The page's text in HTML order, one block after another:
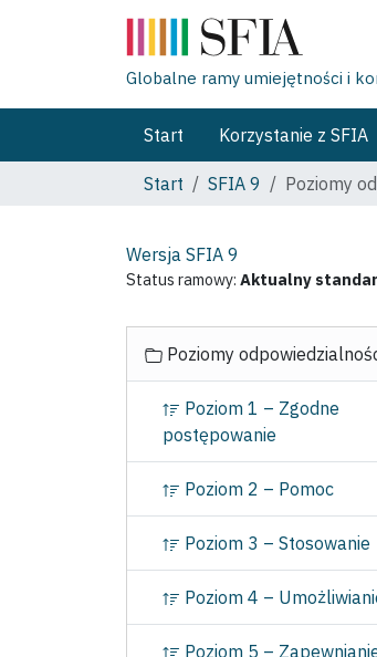
Globalne ramy umiejętności i
Start Korzystanie z SFIA
Start
SFIA 9 Poziomy
Wersja SFIA 9
Status ramowy: Aktualny
Poziomy
Poziom 1 – Zgodne
postępowanie
Poziom 2 – Pomoc
Poziom 3 – Stosowanie
Poziom 4 –
Poziom 5 –